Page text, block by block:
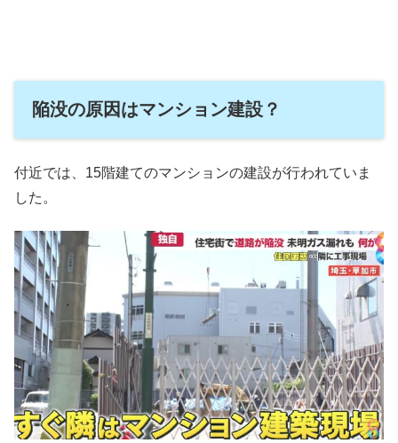
陥没の原因はマンション建設？
付近では、15階建てのマンションの建設が行われていま
した。